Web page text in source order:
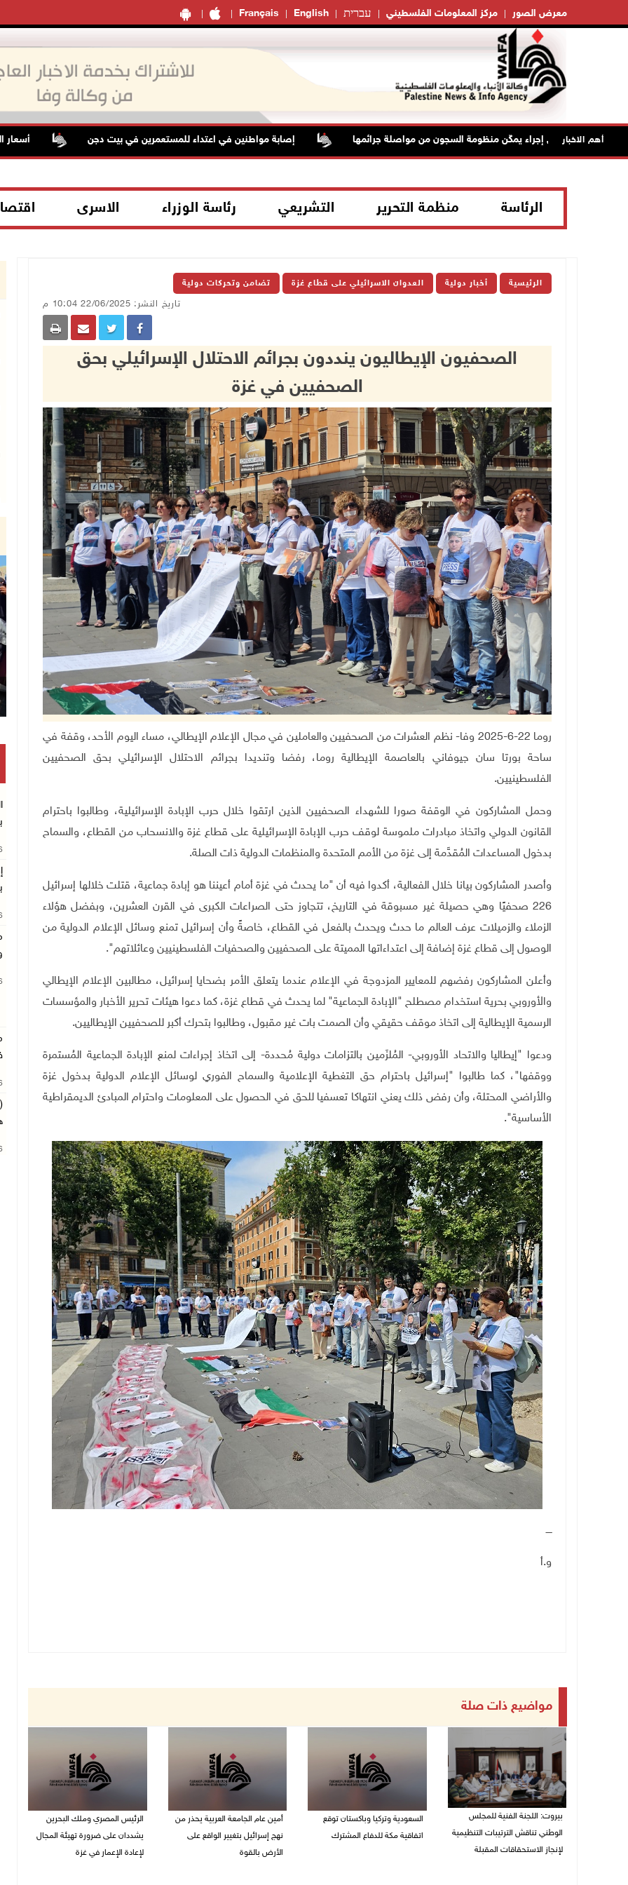
Français English עברית مركز المعلومات الفلسطيني معرض الصور
أهم الاخبار
الأسرى إجراء يمكّن منظومة السجون من مواصلة جرائمها إصابة مواطنين في اعتداء للمستعمرين في بيت دجن أسعار النفط
الرئاسة منظمة التحرير التشريعي رئاسة الوزراء الاسرى
الرئيسية أخبار دولية العدوان الاسرائيلي على قطاع غزة تضامن وتحركات دولية
تاريخ النشر: 22/06/2025 10:04 م
الصحفيون الإيطاليون ينددون بجرائم الاحتلال الإسرائيلي بحق
الصحفيين في غزة
روما 22-6-2025 وفا- نظم العشرات من الصحفيين والعاملين في مجال الإعلام الإيطالي، مساء اليوم الأحد، وقفة في
ساحة بورتا سان جيوفاني بالعاصمة الإيطالية روما، رفضا وتنديدا بجرائم الاحتلال الإسرائيلي بحق الصحفيين
الفلسطينيين.
وحمل المشاركون في الوقفة صورا للشهداء الصحفيين الذين ارتقوا خلال حرب الإبادة الإسرائيلية، وطالبوا باحترام
القانون الدولي واتخاذ مبادرات ملموسة لوقف حرب الإبادة الإسرائيلية على قطاع غزة والانسحاب من القطاع، والسماح
بدخول المساعدات المُقدَّمة إلى غزة من الأمم المتحدة والمنظمات الدولية ذات الصلة.
وأصدر المشاركون بيانا خلال الفعالية، أكدوا فيه أن "ما يحدث في غزة أمام أعيننا هو إبادة جماعية، قتلت خلالها إسرائيل
226 صحفيًا وهي حصيلة غير مسبوقة في التاريخ، تتجاوز حتى الصراعات الكبرى في القرن العشرين، وبفضل هؤلاء
الزملاء والزميلات عرف العالم ما حدث ويحدث بالفعل في القطاع، خاصةً وأن إسرائيل تمنع وسائل الإعلام الدولية من
الوصول إلى قطاع غزة إضافة إلى اعتداءاتها المميتة على الصحفيين والصحفيات الفلسطينيين وعائلاتهم".
وأعلن المشاركون رفضهم للمعايير المزدوجة في الإعلام عندما يتعلق الأمر بضحايا إسرائيل، مطالبين الإعلام الإيطالي
والأوروبي بحرية استخدام مصطلح "الإبادة الجماعية" لما يحدث في قطاع غزة، كما دعوا هيئات تحرير الأخبار والمؤسسات
الرسمية الإيطالية إلى اتخاذ موقف حقيقي وأن الصمت بات غير مقبول، وطالبوا بتحرك أكبر للصحفيين الإيطاليين.
ودعوا "إيطاليا والاتحاد الأوروبي- المُلزَمين بالتزامات دولية مُحددة- إلى اتخاذ إجراءات لمنع الإبادة الجماعية المُستمرة
ووقفها"، كما طالبوا "إسرائيل باحترام حق التغطية الإعلامية والسماح الفوري لوسائل الإعلام الدولية بدخول غزة
والأراضي المحتلة، وأن رفض ذلك يعني انتهاكا تعسفيا للحق في الحصول على المعلومات واحترام المبادئ الديمقراطية
الأساسية".
ــــ
و.أ
مواضيع ذات صلة
بيروت: اللجنة الفنية للمجلس
الوطني تناقش الترتيبات التنظيمية
لإنجاز الاستحقاقات المقبلة
السعودية وتركيا وباكستان توقع
اتفاقية مكة للدفاع المشترك
أمين عام الجامعة العربية يحذر من
نهج إسرائيل بتغيير الواقع على
الأرض بالقوة
الرئيس المصري وملك البحرين
يشددان على ضرورة تهيئة المجال
لإعادة الإعمار في غزة